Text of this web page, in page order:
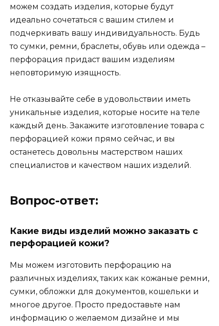
можем создать изделия, которые будут
идеально сочетаться с вашим стилем и
подчеркивать вашу индивидуальность. Будь
то сумки, ремни, браслеты, обувь или одежда –
перфорация придаст вашим изделиям
неповторимую изящность.
Не отказывайте себе в удовольствии иметь
уникальные изделия, которые носите на теле
каждый день. Закажите изготовление товара с
перфорацией кожи прямо сейчас, и вы
останетесь довольны мастерством наших
специалистов и качеством наших изделий.
Вопрос-ответ:
Какие виды изделий можно заказать с
перфорацией кожи?
Мы можем изготовить перфорацию на
различных изделиях, таких как кожаные ремни,
сумки, обложки для документов, кошельки и
многое другое. Просто предоставьте нам
информацию о желаемом дизайне и мы